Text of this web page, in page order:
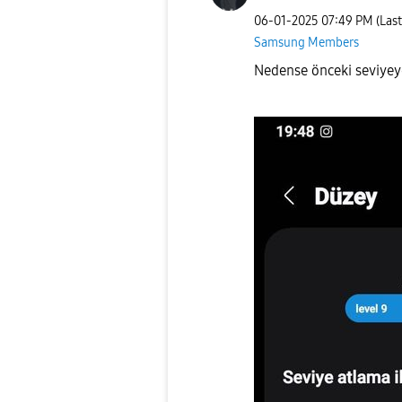
‎06-01-2025 07:49 PM
Samsung Members
Nedense önceki